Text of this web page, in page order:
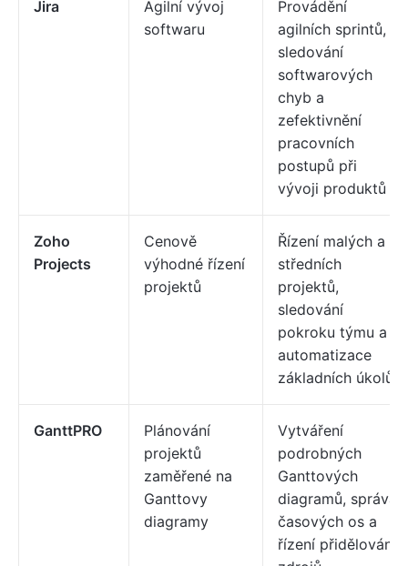
Jira
Agilní vývoj
softwaru
Provádění
agilních sprintů,
sledování
softwarových
chyb a
zefektivnění
pracovních
postupů při
vývoji produktů
Zoho
Projects
Cenově
výhodné řízení
projektů
Řízení malých a
středních
projektů,
sledování
pokroku týmu a
automatizace
základních úkolů
GanttPRO
Plánování
projektů
zaměřené na
Ganttovy
diagramy
Vytváření
podrobných
Ganttových
diagramů, správa
časových os a
řízení přidělování